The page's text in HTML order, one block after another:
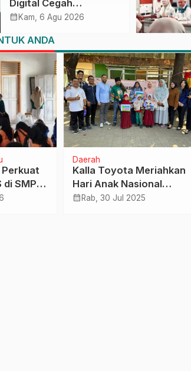
Digital Cegah
Kejahatan Love
calendar_month Kam, 6 Agu 2026
ANDA
Perkuat
di SMP 2
Daerah
Kalla Toyota Meriahkan
Hari Anak Nasional
dengan Semangat
calendar_month Rab, 30 Jul 2025